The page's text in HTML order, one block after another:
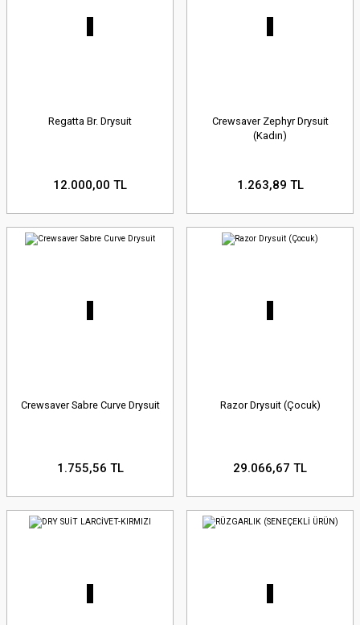
Regatta Br. Drysuit
12.000,00 TL
Crewsaver Zephyr Drysuit
(Kadın)
1.263,89 TL
Crewsaver Sabre Curve Drysuit
1.755,56 TL
Razor Drysuit (Çocuk)
29.066,67 TL